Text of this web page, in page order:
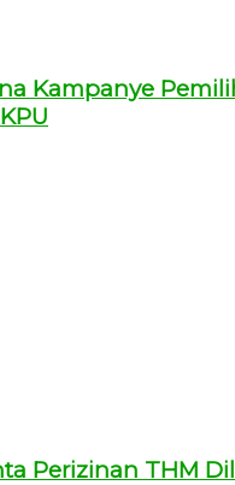
Kampanye
Perizinan THM